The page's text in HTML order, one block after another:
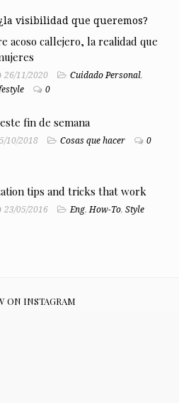
visibilidad que queremos?
acoso callejero, la realidad que
26/11/2020 Cuidado Personal,
0
fin de semana
10/2018 Cosas que hacer 0
tips and tricks that work
23/05/2016 Eng,How-To, Style
ON INSTAGRAM